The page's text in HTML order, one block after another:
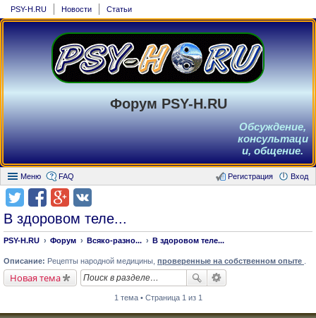
PSY-H.RU Новости Статьи
Форум PSY-H.RU
Обсуждение,
консультаци
и, общение.
Меню FAQ Вход
Регистрация
В здоровом теле...
PSY-H.RU Форум Всяко-разно... В здоровом теле...
Описание: Рецепты народной медицины, проверенные на собственном опыте
Новая тема
1 тема • Страница 1 из 1